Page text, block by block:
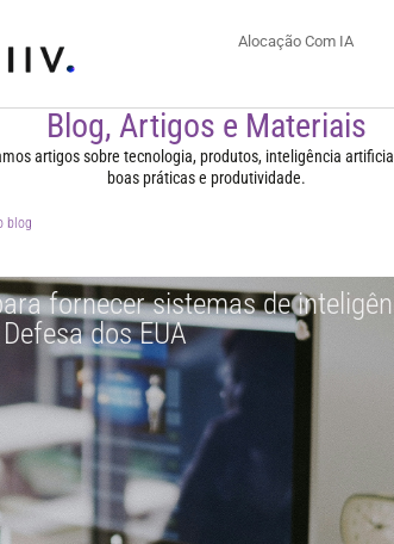
Alocação Com IA
Blog, Artigos e Materiais
artigos sobre tecnologia, produtos, inteligência
boas práticas e produtividade.
blog
fornecer sistemas de
dos EUA